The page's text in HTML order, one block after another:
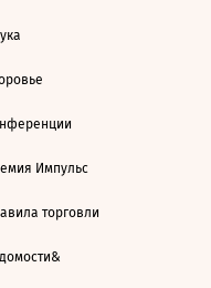
Импульс
торговли